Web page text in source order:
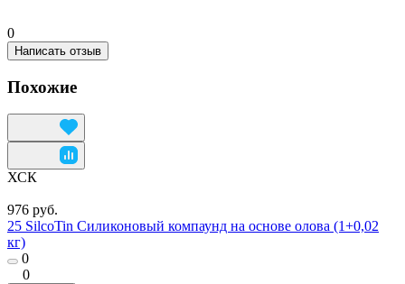
0
Написать отзыв
Похожие
ХСК
976 руб.
25 SilcoTin Силиконовый компаунд на основе олова (1+0,02
кг)
0
0